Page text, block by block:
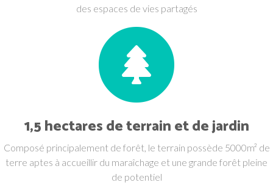
des espaces de vies partagés
1,5 hectares de terrain et de jardin
Composé principalement de forêt, le terrain possède 5000m² de
terre aptes à accueillir du maraîchage et une grande forêt pleine
de potentiel